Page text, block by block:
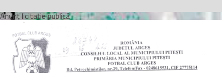
Anunț licitație publică